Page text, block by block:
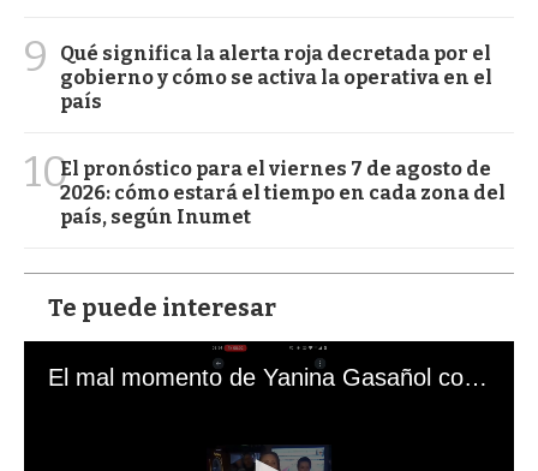
9
Qué significa la alerta roja decretada por el
gobierno y cómo se activa la operativa en el
país
10El pronóstico para el viernes 7 de agosto de
2026: cómo estará el tiempo en cada zona del
país, según Inumet
Te puede interesar
El mal momento de Yanina Gasañol con un hincha argentino en "Subrayado"